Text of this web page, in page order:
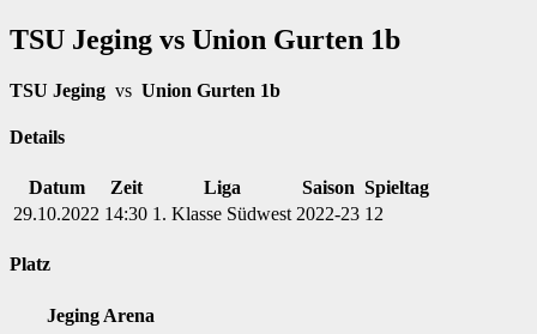
TSU Jeging vs Union Gurten 1b
TSU Jeging vs Union Gurten 1b
Details
Datum Zeit Liga Saison Spieltag
29.10.2022 14:30 1. Klasse Südwest 2022-23 12
Platz
Jeging Arena